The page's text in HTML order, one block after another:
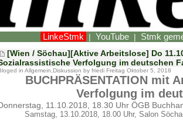
LinkeStmk | YouTube | Stmk
[Wien / Söchau][Aktive Arbeitslose] Do
Verfolgung im deutschen
in Allgemein Diskussion by friedi Freitag Oktober 5, 2018
BUCHPRÄSENTATION mit
Verfolgung im
11.10.2018, 18.30 Uhr ÖGB
Samstag, 13.10.2018, 18.00 Uhr, Salon